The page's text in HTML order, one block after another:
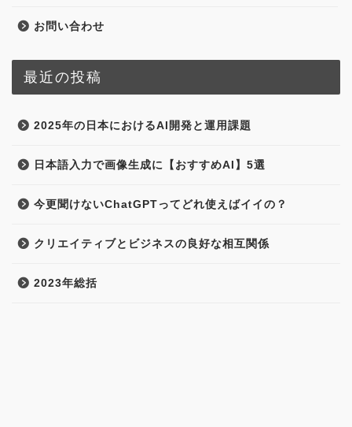
お問い合わせ
最近の投稿
2025年の日本におけるAI開発と運用課題
日本語入力で画像生成に【おすすめAI】5選
今更聞けないChatGPTってどれ使えばイイの？
クリエイティブとビジネスの良好な相互関係
2023年総括